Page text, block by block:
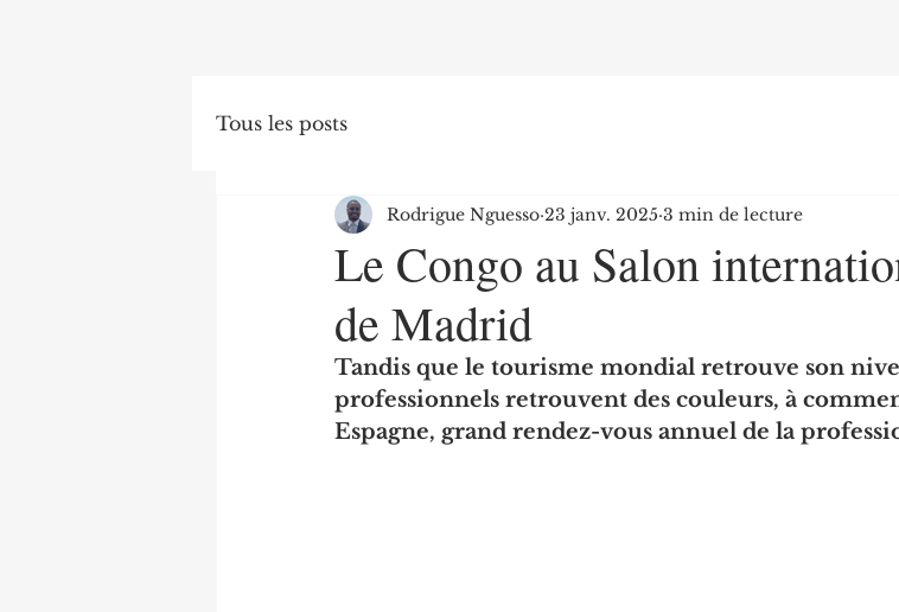
Tous les posts
Le Congo au Salon
de Madrid
Rodrigue Nguesso 23 janv. 2025 3 min de lecture
Tandis que le tourisme mondial retrouve son
professionnels retrouvent des couleurs, à
Espagne, grand rendez-vous annuel de la